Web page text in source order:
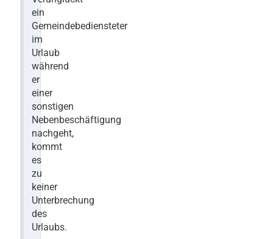
ein
Gemeindebediensteter
im
Urlaub
während
er
einer
sonstigen
Nebenbeschäftigung
nachgeht,
kommt
es
zu
keiner
Unterbrechung
des
Urlaubs.